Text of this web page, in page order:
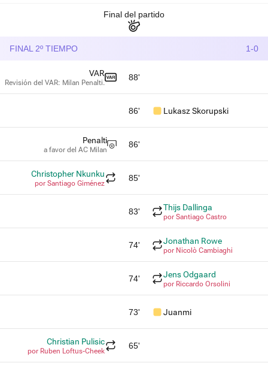
Final del partido
FINAL 2º TIEMPO 1-0
VAR
Revisión del VAR: Milan Penalti.
88'
86' Lukasz Skorupski
Penalti
a favor del AC Milan
86'
Christopher Nkunku
por Santiago Giménez
85'
83' Thijs Dallinga
por Santiago Castro
74' Jonathan Rowe
por Nicolò Cambiaghi
74' Jens Odgaard
por Riccardo Orsolini
73' Juanmi
Christian Pulisic
por Ruben Loftus-Cheek
65'